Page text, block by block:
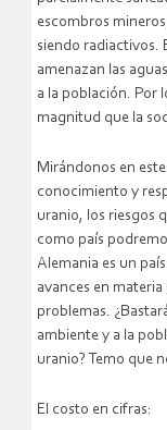
escombros
siendo radiactivos.
amenazan las
a la población. Por
magnitud que la
Mirándonos en
conocimiento y
uranio, los riesgos
como país
Alemania es un
avances en
problemas.
ambiente y a la
uranio? Temo que
El costo en cifras: